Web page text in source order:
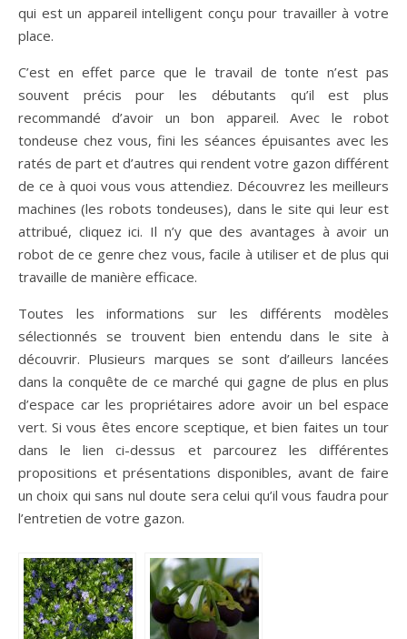
qui est un appareil intelligent conçu pour travailler à votre
place.
C’est en effet parce que le travail de tonte n’est pas
souvent précis pour les débutants qu’il est plus
recommandé d’avoir un bon appareil. Avec le robot
tondeuse chez vous, fini les séances épuisantes avec les
ratés de part et d’autres qui rendent votre gazon différent
de ce à quoi vous vous attendiez. Découvrez les meilleurs
machines (les robots tondeuses), dans le site qui leur est
attribué, cliquez ici. Il n’y que des avantages à avoir un
robot de ce genre chez vous, facile à utiliser et de plus qui
travaille de manière efficace.
Toutes les informations sur les différents modèles
sélectionnés se trouvent bien entendu dans le site à
découvrir. Plusieurs marques se sont d’ailleurs lancées
dans la conquête de ce marché qui gagne de plus en plus
d’espace car les propriétaires adore avoir un bel espace
vert. Si vous êtes encore sceptique, et bien faites un tour
dans le lien ci-dessus et parcourez les différentes
propositions et présentations disponibles, avant de faire
un choix qui sans nul doute sera celui qu’il vous faudra pour
l’entretien de votre gazon.